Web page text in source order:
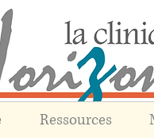
Ressources